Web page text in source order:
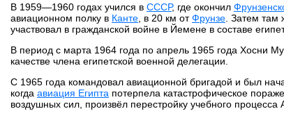
В 1959—1960 годах учился в СССР, где окончил
авиационном полку в Канте , в 20 км отФрунзе . Затем
участвовал в гражданской войне в Йемене в составе
В период с марта 1964 года по апрель 1965 года Хосни
качестве члена египетской военной делегации.
С 1965 года командовал авиационной бригадой и был
когда авиация Египта потерпела катастрофическое
воздушных сил, произвёл перестройку учебного